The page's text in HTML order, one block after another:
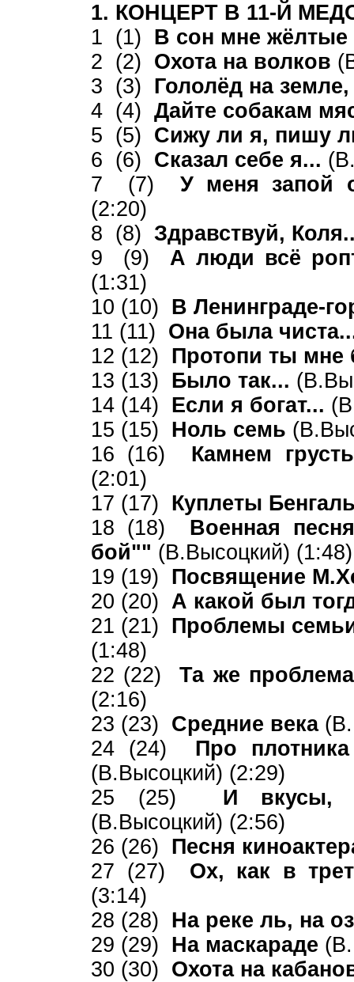
1. КОНЦЕРТ В 11-Й
1 (1) В сон мне жёлтые
2 (2) Охота на волков
3 (3) Гололёд на
4 (4) Дайте собакам
5 (5) Сижу ли я, пишу
6 (6) Сказал себе я...
7 (7) У меня запой
(2:20)
8 (8) Здравствуй,
9 (9) А люди всё
(1:31)
10 (10) В Ленинграде-
11 (11) Она была
12 (12) Протопи ты мне
13 (13) Было так...
14 (14) Если я богат...
15 (15) Ноль семь
16 (16) Камнем
(2:01)
17 (17) Куплеты
18 (18) Военная
бой"" (В.Высоцкий) (1:48)
19 (19) Посвящение
20 (20) А какой был
21 (21) Проблемы
(1:48)
22 (22)Та же
(2:16)
23 (23) Средние века
24 (24) Про
(В.Высоцкий) (2:29)
25 (25) И вкусы,
(В.Высоцкий) (2:56)
26 (26) Песня
27 (27) Ох, как в
(3:14)
28 (28) На реке ль, на
29 (29) На маскараде
30 (30) Охота на